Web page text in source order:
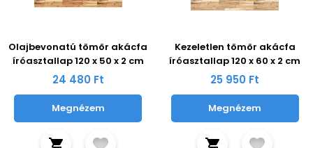
Olajbevonatú tömör akácfa
íróasztallap 120 x 50 x 2 cm
24 480 Ft
Megnézem
Kezeletlen tömör akácfa
íróasztallap 120 x 60 x 2 cm
25 950 Ft
Megnézem